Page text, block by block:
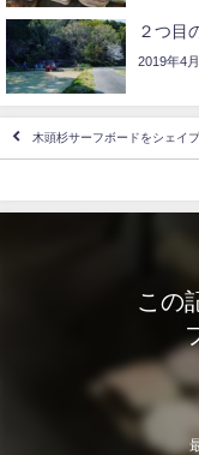
２つ目
2019年4
木頭杉サーフボードをシェイプ
この